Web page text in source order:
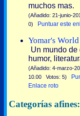
muchos mas.
(Añadido: 21-junio-
0)
Puntuar este
Yomar's World
Un mundo de
humor,
(Añadido: 4-marzo-
10.00 Votos: 5)
Enlace roto
Categorías afines: